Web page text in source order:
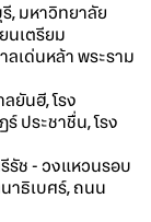
, มหาวิทยาลัย
นเตรียม
เด่นหล้า พระราม
ยันฮี, โรง
ประชาชื่น, โรง
รัช - วงแหวนรอบ
าธิเบศร์, ถนน